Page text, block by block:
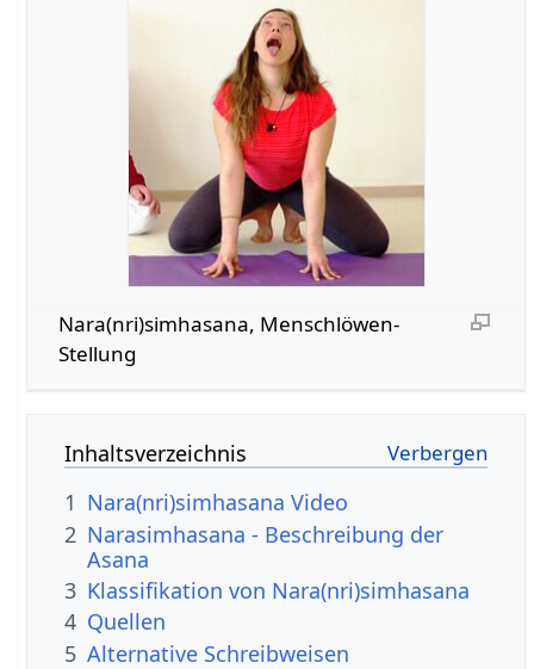
Nara(nri)simhasana, Menschlöwen-
Stellung
Inhaltsverzeichnis
1 Nara(nri)simhasana Video
2 Narasimhasana - Beschreibung der
Asana
3 Klassifikation von Nara(nri)simhasana
4 Quellen
5 Alternative Schreibweisen